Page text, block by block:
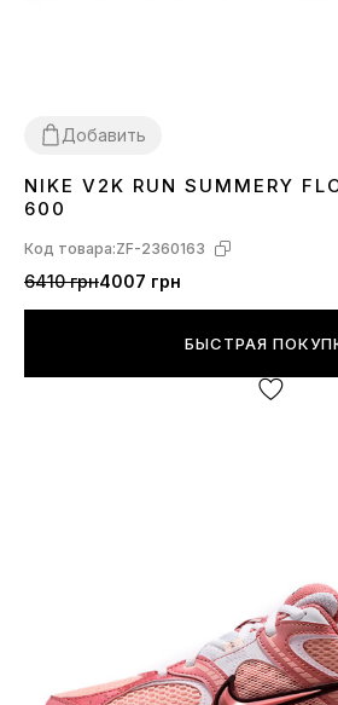
Добавить
3637 38394041
NIKE V2K RUN SUMMERY
600
Код товара:ZF-2360163
6410 грн4007 грн
БЫСТРАЯ